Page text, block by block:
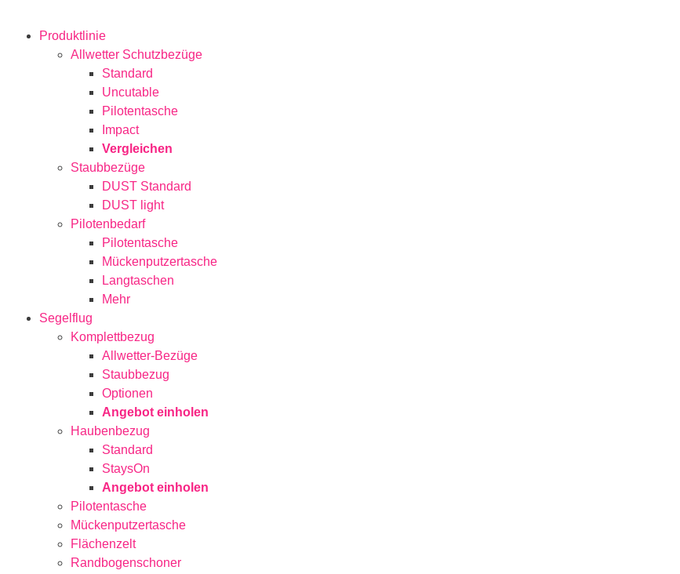
Produktlinie
Allwetter Schutzbezüge
Standard
Uncutable
Pilotentasche
Impact
Vergleichen
Staubbezüge
DUST Standard
DUST light
Pilotenbedarf
Pilotentasche
Mückenputzertasche
Langtaschen
Mehr
Segelflug
Komplettbezug
Allwetter-Bezüge
Staubbezug
Optionen
Angebot einholen
Haubenbezug
Standard
StaysOn
Angebot einholen
Pilotentasche
Mückenputzertasche
Flächenzelt
Randbogenschoner